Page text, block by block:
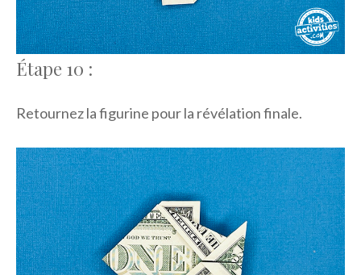
Étape 10 :
Retournez la figurine pour la révélation finale.